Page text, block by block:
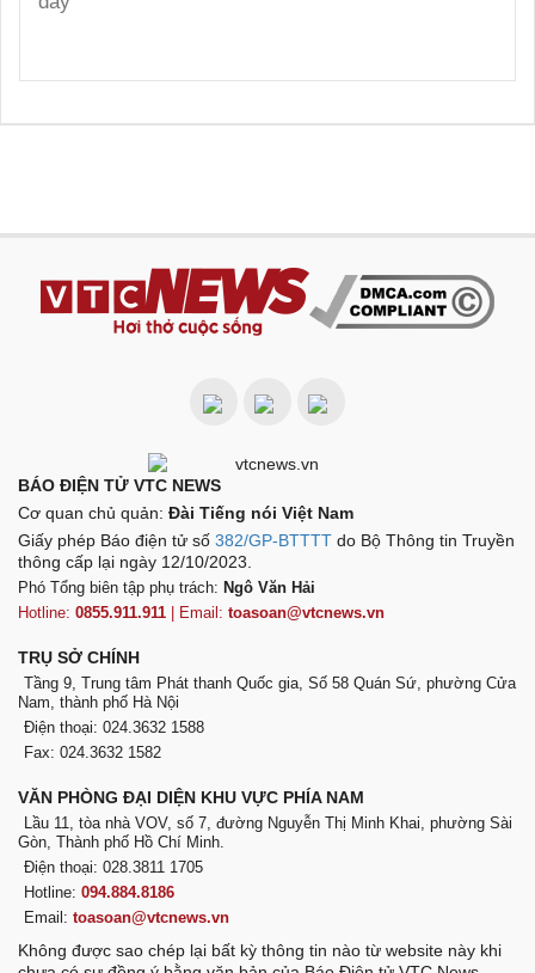
BÁO ĐIỆN TỬ VTC NEWS
Cơ quan chủ quản: Đài Tiếng nói Việt Nam
Giấy phép Báo điện tử số 382/GP-BTTTT do Bộ Thông tin Truyền
thông cấp lại ngày 12/10/2023.
Phó Tổng biên tập phụ trách: Ngô Văn Hải
Hotline: 0855.911.911 | Email: toasoan@vtcnews.vn
TRỤ SỞ CHÍNH
Tầng 9, Trung tâm Phát thanh Quốc gia, Số 58 Quán Sứ, phường Cửa
Nam, thành phố Hà Nội
Điện thoại: 024.3632 1588
Fax: 024.3632 1582
VĂN PHÒNG ĐẠI DIỆN KHU VỰC PHÍA NAM
Lầu 11, tòa nhà VOV, số 7, đường Nguyễn Thị Minh Khai, phường Sài
Gòn, Thành phố Hồ Chí Minh.
Điện thoại: 028.3811 1705
Hotline: 094.884.8186
Email: toasoan@vtcnews.vn
Không được sao chép lại bất kỳ thông tin nào từ website này khi